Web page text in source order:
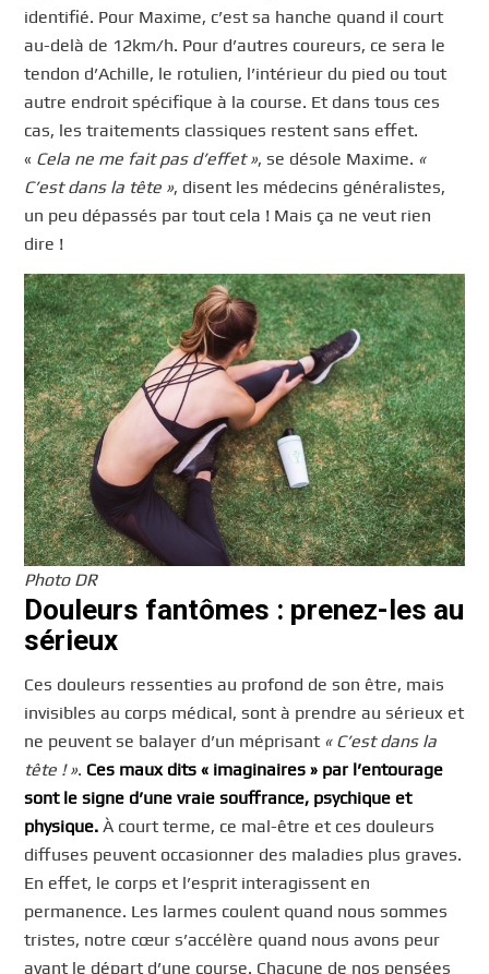
identifié. Pour Maxime, c’est sa hanche quand il court
au-delà de 12km/h. Pour d’autres coureurs, ce sera le
tendon d’Achille, le rotulien, l’intérieur du pied ou tout
autre endroit spécifique à la course. Et dans tous ces
cas, les traitements classiques restent sans effet.
« Cela ne me fait pas d’effet », se désole Maxime. «
C’est dans la tête », disent les médecins généralistes,
un peu dépassés par tout cela ! Mais ça ne veut rien
dire !
Photo DR
Douleurs fantômes : prenez-les au
sérieux
Ces douleurs ressenties au profond de son être, mais
invisibles au corps médical, sont à prendre au sérieux et
ne peuvent se balayer d’un méprisant « C’est dans la
tête ! ». Ces maux dits « imaginaires » par l’entourage
sont le signe d’une vraie souffrance, psychique et
physique.À court terme, ce mal-être et ces douleurs
diffuses peuvent occasionner des maladies plus graves.
En effet, le corps et l’esprit interagissent en
permanence. Les larmes coulent quand nous sommes
tristes, notre cœur s’accélère quand nous avons peur
avant le départ d’une course. Chacune de nos pensées